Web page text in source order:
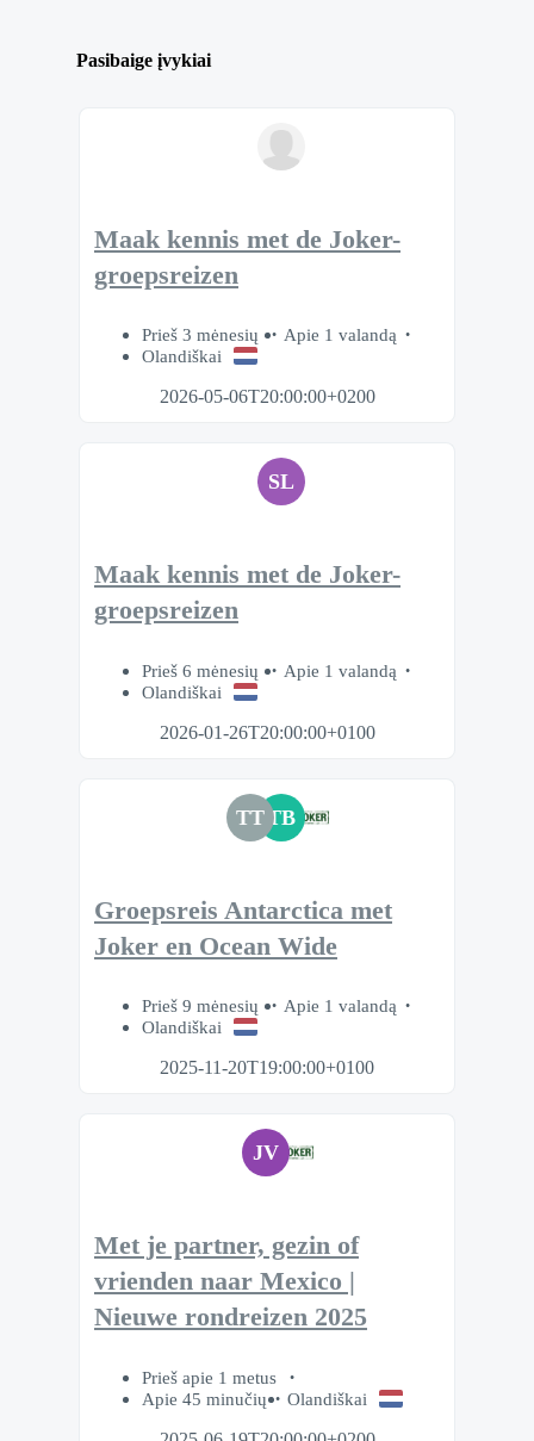
Pasibaige įvykiai
Maak kennis met de Joker-
groepsreizen
Prieš 3 mėnesių
Apie 1 valandą
Olandiškai
2026-05-06T20:00:00+0200
SL
Maak kennis met de Joker-
groepsreizen
Prieš 6 mėnesių
Apie 1 valandą
Olandiškai
2026-01-26T20:00:00+0100
TT TB
Groepsreis Antarctica met
Joker en Ocean Wide
Prieš 9 mėnesių
Apie 1 valandą
Olandiškai
2025-11-20T19:00:00+0100
JV
Met je partner, gezin of
vrienden naar Mexico |
Nieuwe rondreizen 2025
Prieš apie 1 metus
Apie 45 minučių
Olandiškai